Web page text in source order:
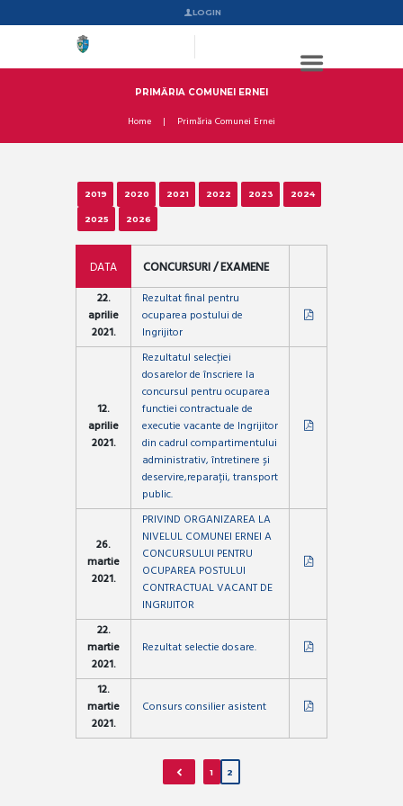
LOGIN
PRIMĂRIA COMUNEI ERNEI
Home Primăria Comunei Ernei
2019 2020 2021 2022 2023 2024
2025 2026
DATA
CONCURSURI / EXAMENE
22.
aprilie
2021.
Rezultat final pentru
ocuparea postului de
Ingrijitor
12.
aprilie
2021.
Rezultatul selecţiei
dosarelor de înscriere la
concursul pentru ocuparea
functiei contractuale de
executie vacante de Ingrijitor
din cadrul compartimentului
administrativ, întretinere și
deservire,reparații, transport
public.
26.
martie
2021.
PRIVIND ORGANIZAREA LA
NIVELUL COMUNEI ERNEI A
CONCURSULUI PENTRU
OCUPAREA POSTULUI
CONTRACTUAL VACANT DE
INGRIJITOR
22.
martie
2021.
Rezultat selectie dosare.
12.
martie
2021.
Consurs consilier asistent
1 2